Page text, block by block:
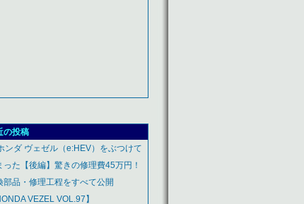
の投稿
ンダ ヴェゼル（e:HEV）をぶつけて
った【後編】驚きの修理費45万円！
部品・修理工程をすべて公開
VEZEL VOL.97】